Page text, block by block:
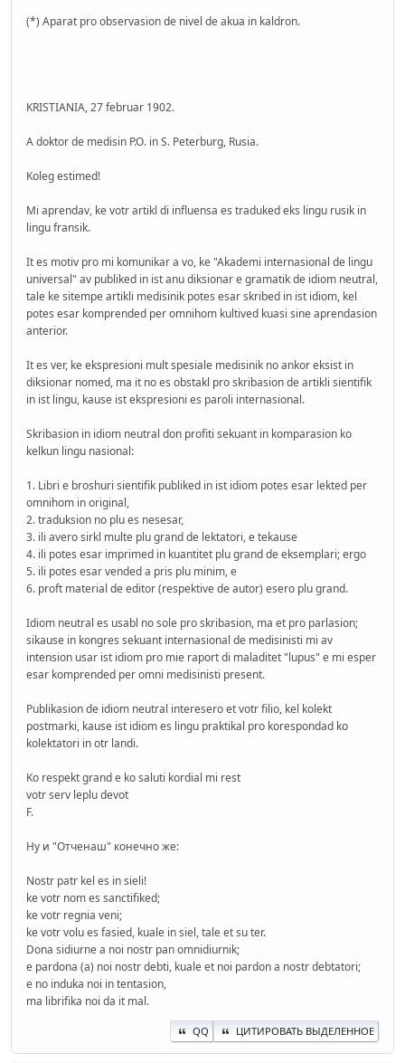
(*) Aparat pro observasion de nivel de akua in kaldron.
KRISTIANIA, 27 februar 1902.
A doktor de medisin P.O. in S. Peterburg, Rusia.
Koleg estimed!
Mi aprendav, ke votr artikl di influensa es traduked eks lingu rusik in
lingu fransik.
It es motiv pro mi komunikar a vo, ke "Akademi internasional de lingu
universal" av publiked in ist anu diksionar e gramatik de idiom neutral,
tale ke sitempe artikli medisinik potes esar skribed in ist idiom, kel
potes esar komprended per omnihom kultived kuasi sine aprendasion
anterior.
It es ver, ke ekspresioni mult spesiale medisinik no ankor eksist in
diksionar nomed, ma it no es obstakl pro skribasion de artikli sientifik
in ist lingu, kause ist ekspresioni es paroli internasional.
Skribasion in idiom neutral don profiti sekuant in komparasion ko
kelkun lingu nasional:
1. Libri e broshuri sientifik publiked in ist idiom potes esar lekted per
omnihom in original,
2. traduksion no plu es nesesar,
3. ili avero sirkl multe plu grand de lektatori, e tekause
4. ili potes esar imprimed in kuantitet plu grand de eksemplari; ergo
5. ili potes esar vended a pris plu minim, e
6. proft material de editor (respektive de autor) esero plu grand.
Idiom neutral es usabl no sole pro skribasion, ma et pro parlasion;
sikause in kongres sekuant internasional de medisinisti mi av
intension usar ist idiom pro mie raport di maladitet "lupus" e mi esper
esar komprended per omni medisinisti present.
Publikasion de idiom neutral interesero et votr filio, kel kolekt
postmarki, kause ist idiom es lingu praktikal pro korespondad ko
kolektatori in otr landi.
Ko respekt grand e ko saluti kordial mi rest
votr serv leplu devot
F.
Ну и "Отченаш" конечно же:
Nostr patr kel es in sieli!
ke votr nom es sanctifiked;
ke votr regnia veni;
ke votr volu es fasied, kuale in siel, tale et su ter.
Dona sidiurne a noi nostr pan omnidiurnik;
e pardona (a) noi nostr debti, kuale et noi pardon a nostr debtatori;
e no induka noi in tentasion,
ma librifika noi da it mal.
QQ ЦИТИРОВАТЬ ВЫДЕЛЕННОЕ